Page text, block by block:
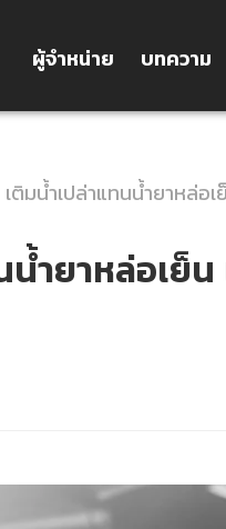
ผู้จำหน่าย บทความ
ติมน้ำเปล่าแทนน้ำยาหล่อ
ำยาหล่อเย็